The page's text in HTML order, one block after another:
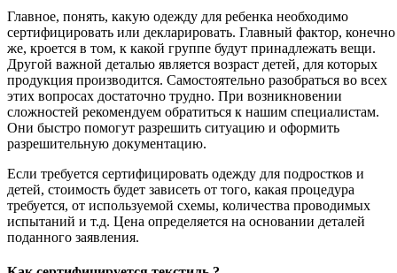
Главное, понять, какую одежду для ребенка необходимо
сертифицировать или декларировать. Главный фактор, конечно
же, кроется в том, к какой группе будут принадлежать вещи.
Другой важной деталью является возраст детей, для которых
продукция производится. Самостоятельно разобраться во всех
этих вопросах достаточно трудно. При возникновении
сложностей рекомендуем обратиться к нашим специалистам.
Они быстро помогут разрешить ситуацию и оформить
разрешительную документацию.
Если требуется сертифицировать одежду для подростков и
детей, стоимость будет зависеть от того, какая процедура
требуется, от используемой схемы, количества проводимых
испытаний и т.д. Цена определяется на основании деталей
поданного заявления.